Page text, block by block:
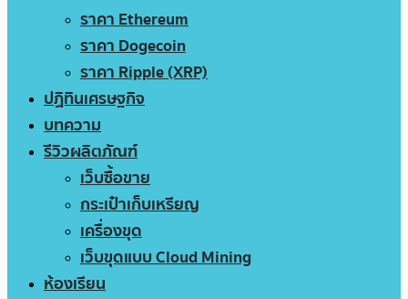
ราคา Ethereum
ราคา Dogecoin
ราคา Ripple (XRP)
ปฏิทินเศรษฐกิจ
บทความ
รีวิวผลิตภัณฑ์
เว็บซื้อขาย
กระเป๋าเก็บเหรียญ
เครื่องขุด
เว็บขุดแบบ Cloud Mining
ห้องเรียน